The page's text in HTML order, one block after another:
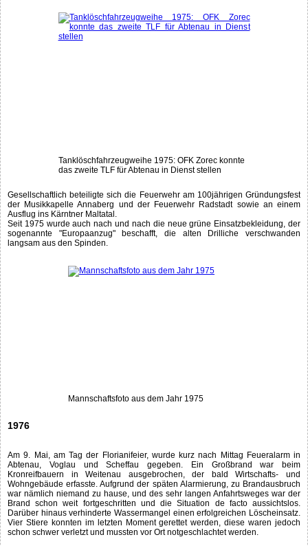
Tanklöschfahrzeugweihe 1975: OFK Zorec konnte
das zweite TLF für Abtenau in Dienst stellen
Gesellschaftlich beteiligte sich die Feuerwehr am 100jährigen Gründungsfest
der Musikkapelle Annaberg und der Feuerwehr Radstadt sowie an einem
Ausflug ins Kärntner Maltatal.
Seit 1975 wurde auch nach und nach die neue grüne Einsatzbekleidung, der
sogenannte "Europaanzug" beschafft, die alten Drilliche verschwanden
langsam aus den Spinden.
Mannschaftsfoto aus dem Jahr 1975
1976
Am 9. Mai, am Tag der Florianifeier, wurde kurz nach Mittag Feueralarm in
Abtenau, Voglau und Scheffau gegeben. Ein Großbrand war beim
Kronreifbauern in Weitenau ausgebrochen, der bald Wirtschafts- und
Wohngebäude erfasste. Aufgrund der späten Alarmierung, zu Brandausbruch
war nämlich niemand zu hause, und des sehr langen Anfahrtsweges war der
Brand schon weit fortgeschritten und die Situation de facto aussichtslos.
Darüber hinaus verhinderte Wassermangel einen erfolgreichen Löscheinsatz.
Vier Stiere konnten im letzten Moment gerettet werden, diese waren jedoch
schon schwer verletzt und mussten vor Ort notgeschlachtet werden.